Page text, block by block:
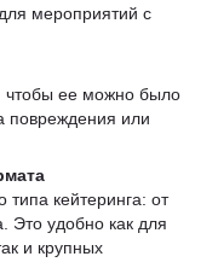
мероприятий с
чтобы ее можно было
повреждения или
кейтеринга: от
Это удобно как для
и крупных